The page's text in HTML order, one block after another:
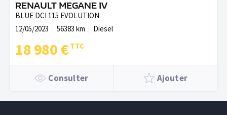
RENAULT MEGANE IV
BLUE DCI 115 EVOLUTION
12/05/2023
56383 km Diesel
18 980 €
Consulter Ajouter